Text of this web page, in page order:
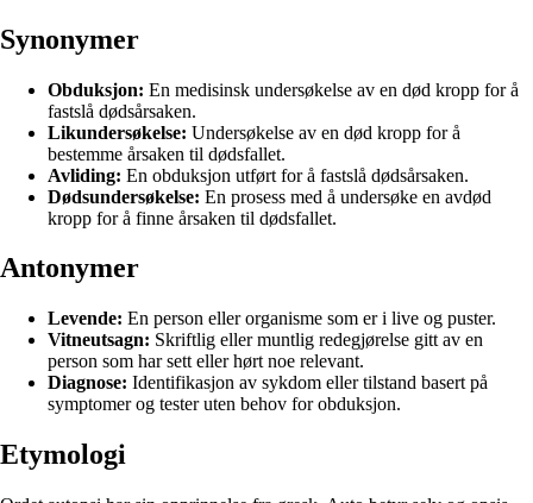
Synonymer
Obduksjon: En medisinsk undersøkelse av en død kropp for å
fastslå dødsårsaken.
Likundersøkelse: Undersøkelse av en død kropp for å
bestemme årsaken til dødsfallet.
Avliding: En obduksjon utført for å fastslå dødsårsaken.
Dødsundersøkelse: En prosess med å undersøke en avdød
kropp for å finne årsaken til dødsfallet.
Antonymer
Levende: En person eller organisme som er i live og puster.
Vitneutsagn: Skriftlig eller muntlig redegjørelse gitt av en
person som har sett eller hørt noe relevant.
Diagnose: Identifikasjon av sykdom eller tilstand basert på
symptomer og tester uten behov for obduksjon.
Etymologi